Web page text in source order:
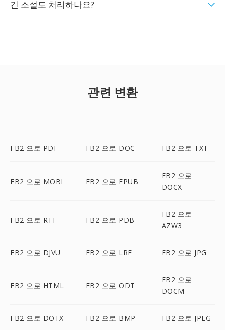
긴 소설도 처리하나요?
관련 변환
FB2 으로 PDF FB2 으로 DOC FB2 으로 TXT
FB2 으로 MOBI FB2 으로 EPUB
FB2 으로
DOCX
FB2 으로 RTF FB2 으로 PDB
FB2 으로
AZW3
FB2 으로 DJVU FB2 으로 LRF FB2 으로 JPG
FB2 으로 HTML FB2 으로 ODT
FB2 으로
DOCM
FB2 으로 DOTX FB2 으로 BMP FB2 으로 JPEG